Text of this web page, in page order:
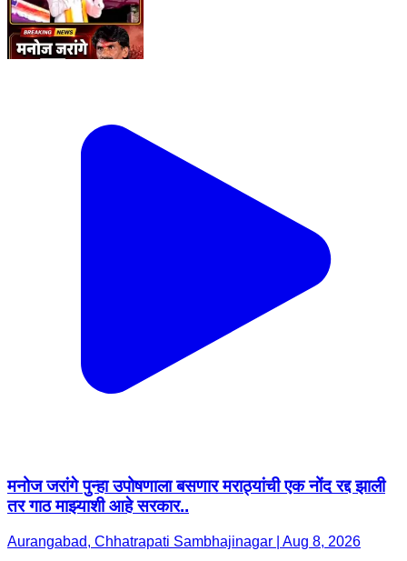
मनोज जरांगे पुन्हा उपोषणाला बसणार मराठ्यांची एक नोंद रद्द झाली
तर गाठ माझ्याशी आहे सरकार..
Aurangabad, Chhatrapati Sambhajinagar | Aug 8, 2026